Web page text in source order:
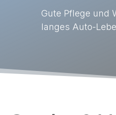
Gute Pflege und
langes Auto-